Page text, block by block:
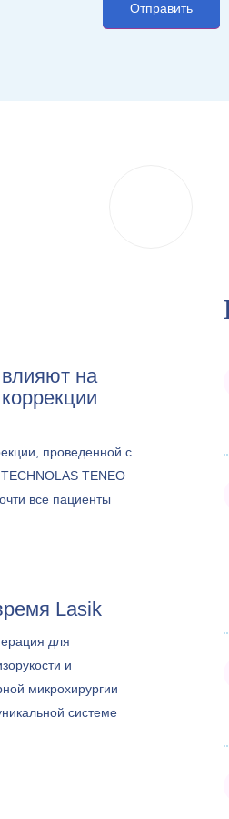
на
проведенной с
TENEO
все пациенты
Lasik
для
и
микрохирургии
системе
дает еще более